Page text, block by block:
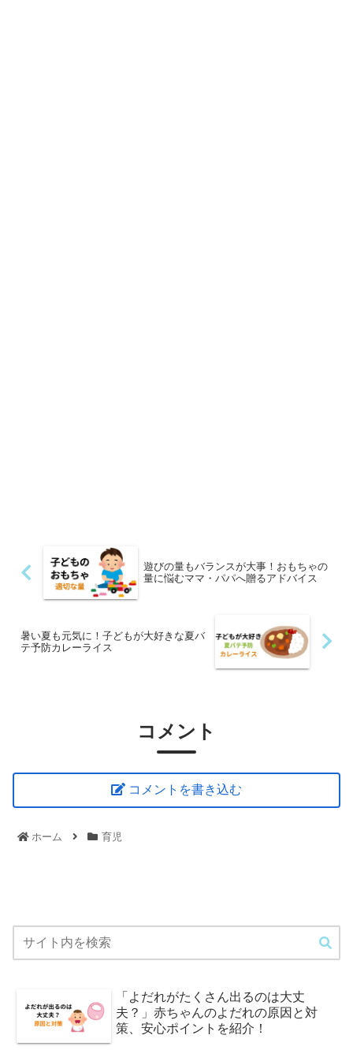
遊びの量もバランスが大事！おもちゃの
量に悩むママ・パパへ贈るアドバイス
暑い夏も元気に！子どもが大好きな夏バ
テ予防カレーライス
コメント
コメントを書き込む
ホーム 育児
「よだれがたくさん出るのは大丈
夫？」赤ちゃんのよだれの原因と対
策、安心ポイントを紹介！